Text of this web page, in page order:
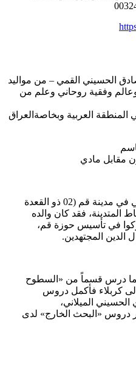
الحسيني القمي – من مواليد
هو مرجع وعالم وفقية روحاني وعلم من
العربية وبخاصةالعراق
مادي
ولد فضية الشيخ ابو قاسم الحسيني في مدينة قم (02 ذو القعدة
المتدينة، فقد كان والده
في تأسيس حوزة قم،
المجتهدين.
درس قسماً من «السطوح
كربلاء فأكمل دروس
الميلاني،
«البحث الخارج» لدى